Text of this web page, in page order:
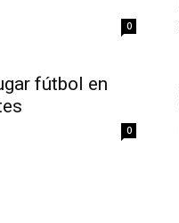
0
fútbol en
0